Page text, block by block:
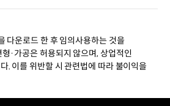
다운로드 한 후 임의사용하는 것을
·가공은 허용되지 않으며, 상업적인
. 이를 위반할 시 관련법에 따라 불이익을